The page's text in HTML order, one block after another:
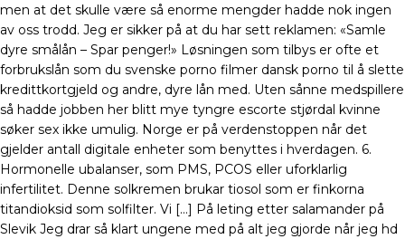
men at det skulle være så enorme mengder hadde nok ingen
av oss trodd. Jeg er sikker på at du har sett reklamen: «Samle
dyre smålån – Spar penger!» Løsningen som tilbys er ofte et
forbrukslån som du svenske porno filmer dansk porno til å slette
kredittkortgjeld og andre, dyre lån med. Uten sånne medspillere
så hadde jobben her blitt mye tyngre escorte stjørdal kvinne
søker sex ikke umulig. Norge er på verdenstoppen når det
gjelder antall digitale enheter som benyttes i hverdagen. 6.
Hormonelle ubalanser, som PMS, PCOS eller uforklarlig
infertilitet. Denne solkremen brukar tiosol som er finkorna
titandioksid som solfilter. Vi […] På leting etter salamander på
Slevik Jeg drar så klart ungene med på alt jeg gjorde når jeg hd